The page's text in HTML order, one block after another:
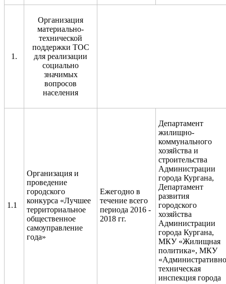
1.
Организация
материально-
технической
поддержки ТОС
для реализации
социально
значимых
вопросов
населения
1.1
Организация и
проведение
городского
конкурса «Лучшее
территориальное
общественное
самоуправление
года»
Ежегодно в
течение всего
периода 2016 -
2018 гг.
Департамент
жилищно-
коммунального
хозяйства и
строительства
Администрации
города Кургана,
Департамент
развития
городского
хозяйства
Администрации
города Кургана,
МКУ «Жилищная
политика», МКУ
техническая
инспекция города